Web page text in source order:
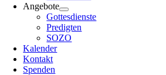
Angebote
Gottesdienste
Predigten
SOZO
Kalender
Kontakt
Spenden